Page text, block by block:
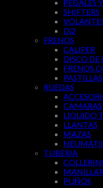
PEDALES
SHIFTERS
Di2
FRENOS
CALIPER
DISCO DE
FRENOS
RUEDAS
CAMARAS
LIQUIDO
LLANTAS
MAZAS
TUBERIA
PUÑOS